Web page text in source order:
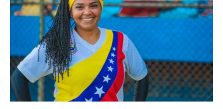
Juegos
Deportivos
Institucionales
2023
en
Anzoátegui